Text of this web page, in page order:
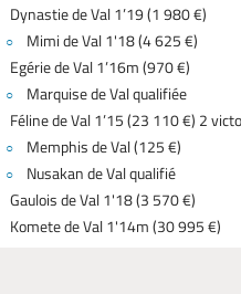
Dynastie de Val 1’19 (1 980 €)
Mimi de Val 1'18 (4 625 €)
Egérie de Val 1’16m (970 €)
Marquise de Val qualifiée
Féline de Val 1’15 (23 110 €) 2
Memphis de Val (125 €)
Nusakan de Val qualifié
Gaulois de Val 1'18 (3 570 €)
Komete de Val 1'14m (30 995 €)